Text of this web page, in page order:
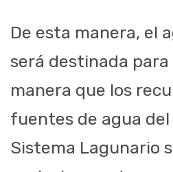
De esta manera, el
será destinada
manera que los
fuentes de agua del
Sistema Lagunario